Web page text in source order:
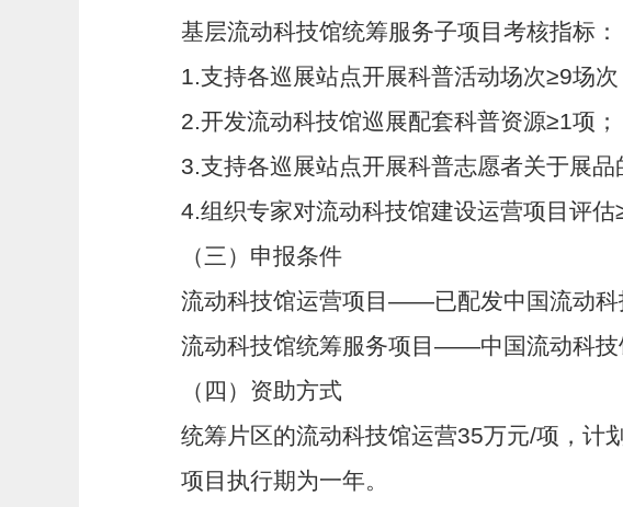
基层流动科技馆统筹服务子项目考核指标：
1.支持各巡展站点开展科普活动场次≥9场次
2.开发流动科技馆巡展配套科普资源≥1项；
3.支持各巡展站点开展科普志愿者关于展
4.组织专家对流动科技馆建设运营项目评估
（三）申报条件
流动科技馆运营项目——已配发中国流动科
流动科技馆统筹服务项目——中国流动科技
（四）资助方式
统筹片区的流动科技馆运营35万元/项，计
项目执行期为一年。